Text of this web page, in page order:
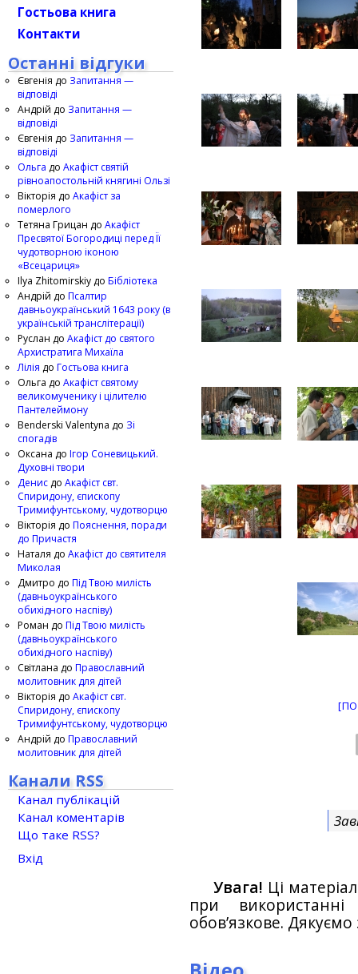
Увага! Ці
при
обов’язкове.
Гостьова книга
Контакти
Останні відгуки
Євгенія до Запитання —
відповіді
Андрій до Запитання —
відповіді
Євгенія до Запитання —
відповіді
Ольга до Акафіст святій
рівноапостольній княгині Ользі
Вікторія до Акафіст за
померлого
Тетяна Грицан до Акафіст
Пресвятої Богородиці перед Її
чудотворною іконою
«Всецариця»
Ilya Zhitomirskiy до Бібліотека
Андрій до Псалтир
давньоукраїнський 1643 року (в
українській транслітерації)
Руслан до Акафіст до святого
Архистратига Михаїла
Лілія до Гостьова книга
Ольга до Акафіст святому
великомученику і цілителю
Пантелеймону
Benderski Valentyna до Зі
спогадів
Оксана до Ігор Соневицький.
Духовні твори
Денис до Акафіст свт.
Спиридону, єпископу
Тримифунтському, чудотворцю
Вікторія до Пояснення, поради
до Причастя
Наталя до Акафіст до святителя
Миколая
Дмитро до Під Твою милість
(давньоукраїнського
обихідного наспіву)
Роман до Під Твою милість
(давньоукраїнського
обихідного наспіву)
Світлана до Православний
молитовник для дітей
Вікторія до Акафіст свт.
Спиридону, єпископу
Тримифунтському, чудотворцю
Андрій до Православний
молитовник для дітей
Канали RSS
Канал публікацій
Канал коментарів
Що таке RSS?
Вхід